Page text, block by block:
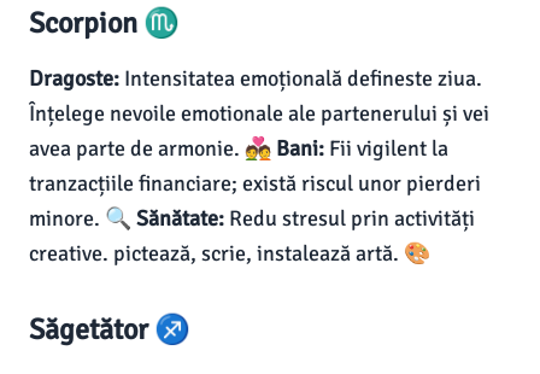
Scorpion ♏
Dragoste: Intensitatea emoțională defineste ziua.
Înțelege nevoile emotionale ale partenerului și vei
avea parte de armonie. 💑 Bani: Fii vigilent la
tranzacțiile financiare; există riscul unor pierderi
minore. 🔍 Sănătate: Redu stresul prin activități
creative. pictează, scrie, instalează artă. 🎨
Săgetător ♐